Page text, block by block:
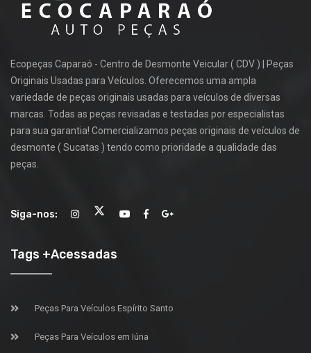
Ecopeças Caparaó - Centro de Desmonte Veicular ( CDV ) | Peças
Originais Usadas para Veículos. Oferecemos uma ampla
variedade de peças originais usadas para veículos de diversas
marcas. Todas as peças revisadas e testadas por especialistas
para sua garantia! Comercializamos peças originais de veículos de
desmonte ( Sucatas ) tendo como prioridade a qualidade das
peças.
Siga-nos:
Tags +Acessadas
Peças Para Veículos Espírito Santo
Peças Para Veículos em Iúna